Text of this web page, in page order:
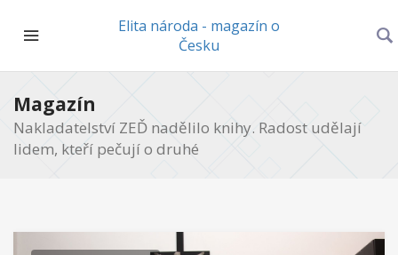
Elita národa - magazín o
Česku
Magazín
Nakladatelství ZEĎ nadělilo knihy. Radost udělají
lidem, kteří pečují o druhé